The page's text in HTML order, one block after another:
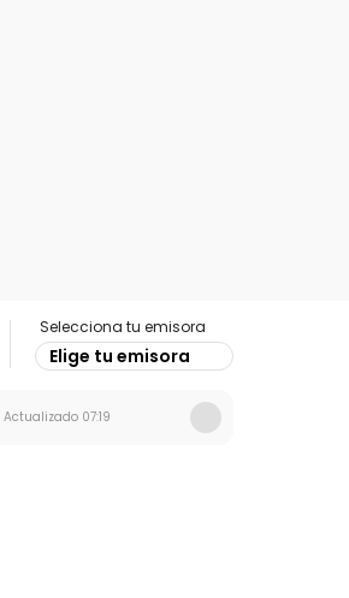
Selecciona tu emisora
Elige tu emisora
Actualizado 07:19